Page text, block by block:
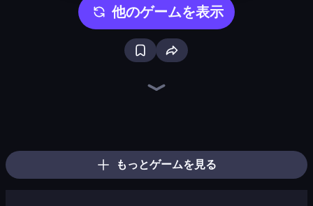
他のゲームを表示
もっとゲームを見る